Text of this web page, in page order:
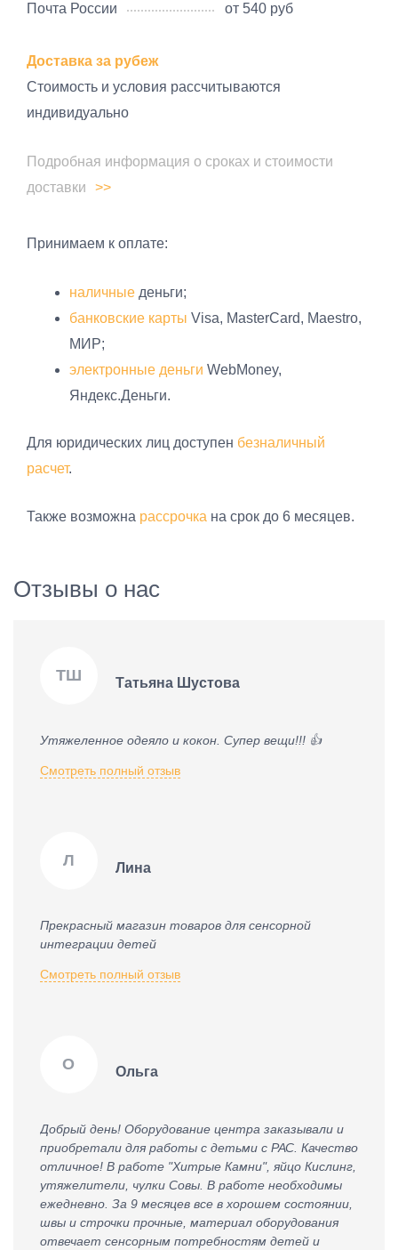
Почта России
от 540 руб
Доставка за рубеж
Стоимость и условия рассчитываются
индивидуально
Подробная информация о сроках и стоимости
доставки
Принимаем к оплате:
наличныеденьги;
банковские карты Visa, MasterCard, Maestro,
МИР;
электронные деньги WebMoney,
Яндекс.Деньги.
Для юридических лиц доступен безналичный
расчет.
Также возможна рассрочка на срок до 6 месяцев.
Отзывы о нас
ТШ Татьяна Шустова
Утяжеленное одеяло и кокон. Супер вещи!!! 👍
Смотреть полный отзыв
Л Лина
Прекрасный магазин товаров для сенсорной
интеграции детей
Смотреть полный отзыв
О Ольга
Добрый день! Оборудование центра заказывали и
приобретали для работы с детьми с РАС. Качество
отличное! В работе "Хитрые Камни", яйцо Кислинг,
утяжелители, чулки Совы. В работе необходимы
ежедневно. За 9 месяцев все в хорошем состоянии,
швы и строчки прочные, материал оборудования
отвечает сенсорным потребностям детей и